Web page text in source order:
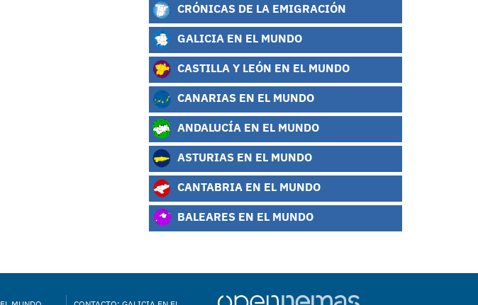
CRÓNICAS DE LA EMIGRACIÓN
GALICIA EN EL MUNDO
CASTILLA Y LEÓN EN EL MUNDO
CANARIAS EN EL MUNDO
ANDALUCÍA EN EL MUNDO
ASTURIAS EN EL MUNDO
CANTABRIA EN EL MUNDO
BALEARES EN EL MUNDO